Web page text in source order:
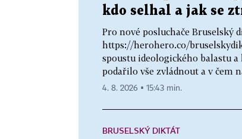
kdo selhal a jak se
Pro nové posluchače Bruselský
https://herohero.co/
spoustu ideologického balastu
podařilo vše zvládnout a v čem
4. 8. 2026 ▪ 15:43 min.
BRUSELSKÝ DIKTÁT